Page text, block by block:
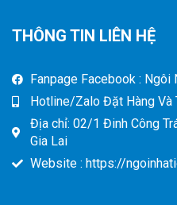
THÔNG TIN LIÊN HỆ
Fanpage Facebook : Ngôi
Hotline/Zalo Đặt Hàng Và
Địa chỉ: 02/1 Đinh Công
Gia Lai
Website : https://